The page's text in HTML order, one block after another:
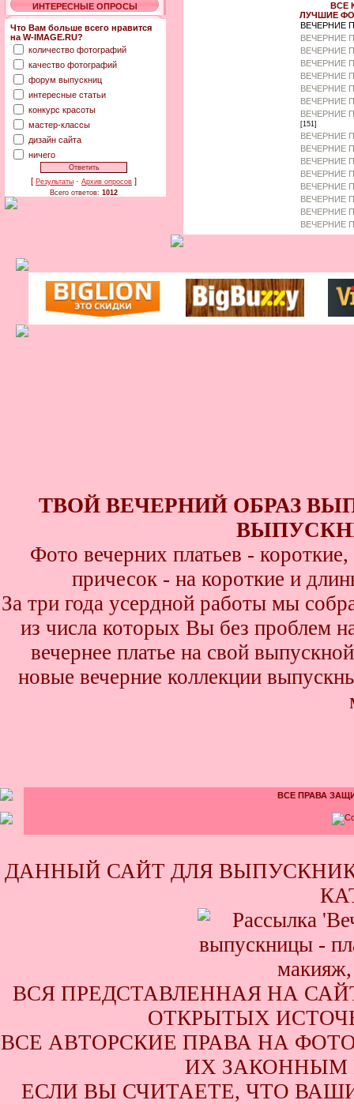
ИНТЕРЕСНЫЕ ОПРОСЫ
Что Вам больше всего нравится
на W-IMAGE.RU?
количество фотографий
качество фотографий
форум выпускниц
интересные статьи
конкурс красоты
мастер-классы
дизайн сайта
ничего
[ Результаты · Архив опросов ]
Всего ответов: 1012
ВСЕ
ЛУЧШИЕ
ВЕЧЕРНИЕ
ВЕЧЕРНИЕ
ВЕЧЕРНИЕ
ВЕЧЕРНИЕ
ВЕЧЕРНИЕ
ВЕЧЕРНИЕ
ВЕЧЕРНИЕ
ВЕЧЕРНИЕ
[151]
ВЕЧЕРНИЕ
ВЕЧЕРНИЕ
ВЕЧЕРНИЕ
ВЕЧЕРНИЕ
ВЕЧЕРНИЕ
ВЕЧЕРНИЕ
ВЕЧЕРНИЕ
ВЕЧЕРНИЕ
ТВОЙ ВЕЧЕРНИЙ ОБРАЗ
Фото вечерних платьев -
причесок - на короткие и
За три года усердной работы мы
из числа которых Вы без проблем
вечернее платье на свой
новые вечерние коллекции
ВСЕ ПРАВА
ДАННЫЙ САЙТ ДЛЯ
ВСЯ ПРЕДСТАВЛЕННАЯ НА
ОТКРЫТЫХ
ВСЕ АВТОРСКИЕ ПРАВА НА
ИХ ЗАКОННЫМ
ЕСЛИ ВЫ СЧИТАЕТЕ, ЧТО